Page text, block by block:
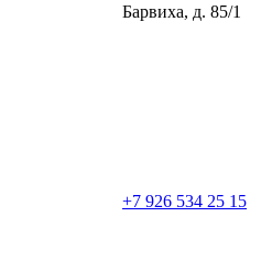
Барвиха, д. 85/1
+7 926 534 25 15